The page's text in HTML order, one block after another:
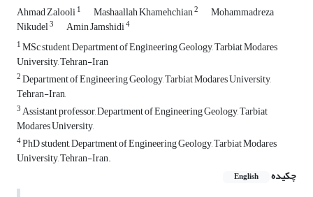
Ahmad Zalooli1 Mashaallah Khamehchian2 Mohammadreza
Nikudel3 Amin Jamshidi4
1MSc student, Department of Engineering Geology, Tarbiat Modares
University, Tehran-Iran
2Department of Engineering Geology, Tarbiat Modares University,
Tehran-Iran,
3Assistant professor, Department of Engineering Geology, Tarbiat
Modares University,
4PhD student, Department of Engineering Geology, Tarbiat Modares
University, Tehran-Iran.
چکیده
English